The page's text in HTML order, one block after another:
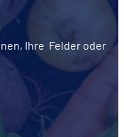
Ihre Felder oder